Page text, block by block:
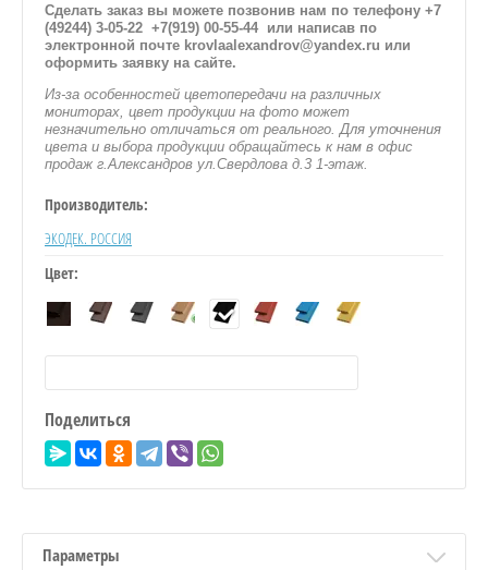
Сделать заказ вы можете позвонив нам по телефону +7
(49244) 3-05-22 +7(919) 00-55-44 или написав по
электронной почте krovlaalexandrov@yandex.ru или
оформить заявку на сайте.
Из-за особенностей цветопередачи на различных
мониторах, цвет продукции на фото может
незначительно отличаться от реального. Для уточнения
цвета и выбора продукции обращайтесь к нам в офис
продаж г.Александров ул.Свердлова д.3 1-этаж.
Производитель:
ЭКОДЕК. РОССИЯ
Цвет:
Поделиться
Параметры